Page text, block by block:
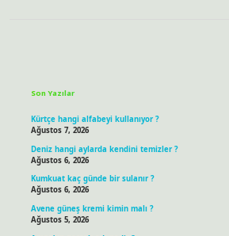
Son Yazılar
Kürtçe hangi alfabeyi kullanıyor ?
Ağustos 7, 2026
Deniz hangi aylarda kendini temizler ?
Ağustos 6, 2026
Kumkuat kaç günde bir sulanır ?
Ağustos 6, 2026
Avene güneş kremi kimin malı ?
Ağustos 5, 2026